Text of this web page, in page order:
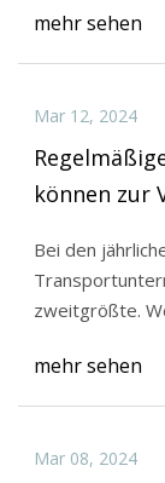
mehr sehen
Mar 12, 2024
können zur
Bei den
mehr sehen
Mar 08, 2024